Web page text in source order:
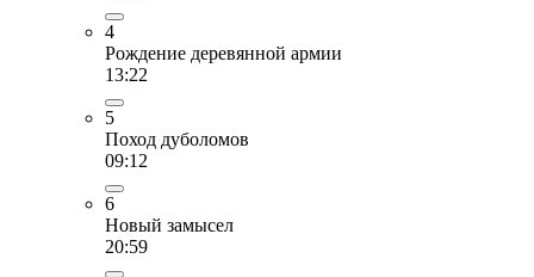
4
Рождение деревянной армии
13:22
5
Поход дуболомов
09:12
6
Новый замысел
20:59